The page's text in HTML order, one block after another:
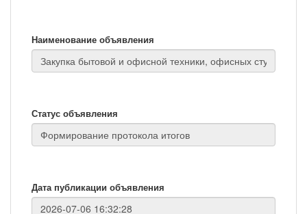
Наименование объявления
Статус объявления
Дата публикации объявления